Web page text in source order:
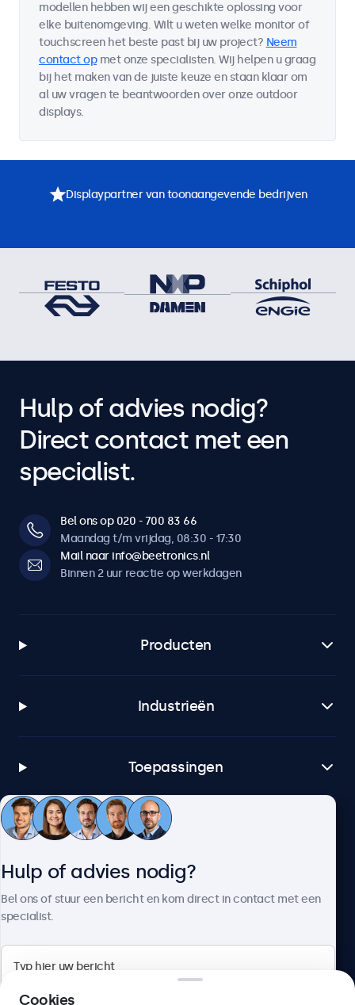
modellen hebben wij een geschikte oplossing voor
elke buitenomgeving. Wilt u weten welke monitor of
touchscreen het beste past bij uw project? Neem
contact opmet onze specialisten. Wij helpen u graag
bij het maken van de juiste keuze en staan klaar om
al uw vragen te beantwoorden over onze outdoor
displays.
Displaypartner van toonaangevende bedrijven
Hulp of advies nodig?
Direct contact met een
specialist.
Bel ons op 020 - 700 83 66
Maandag t/m vrijdag, 08:30 - 17:30
Mail naar info@beetronics.nl
Binnen 2 uur reactie op werkdagen
Producten
Industrieën
Toepassingen
Klantenservice
Hulp of advies nodig?
Bel ons of stuur een bericht en kom direct in contact met een
specialist.
Cookies